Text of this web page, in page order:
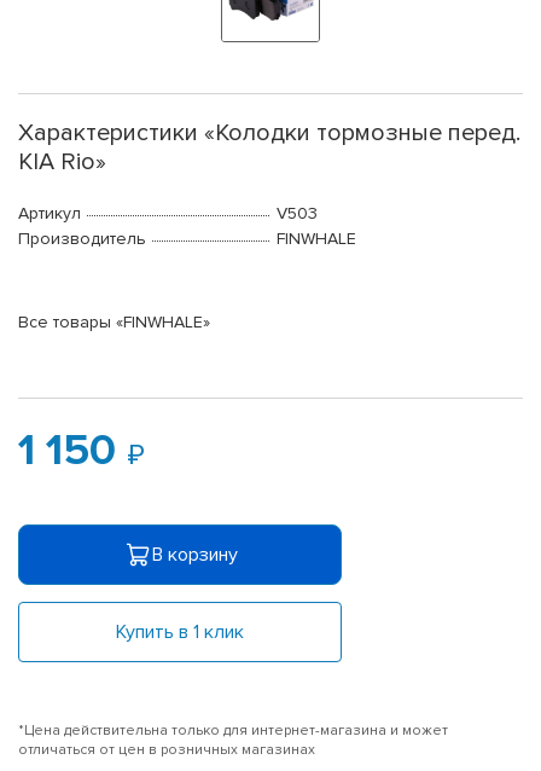
Характеристики «Колодки тормозные перед.
KIA Rio»
Артикул
V503
Производитель
FINWHALE
Все товары «FINWHALE»
1 150
В корзину
Купить в 1 клик
*Цена действительна только для интернет-магазина и может
отличаться от цен в розничных магазинах